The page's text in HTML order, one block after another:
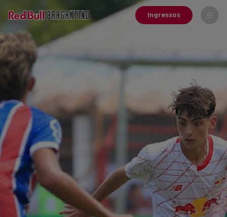
Ingressos